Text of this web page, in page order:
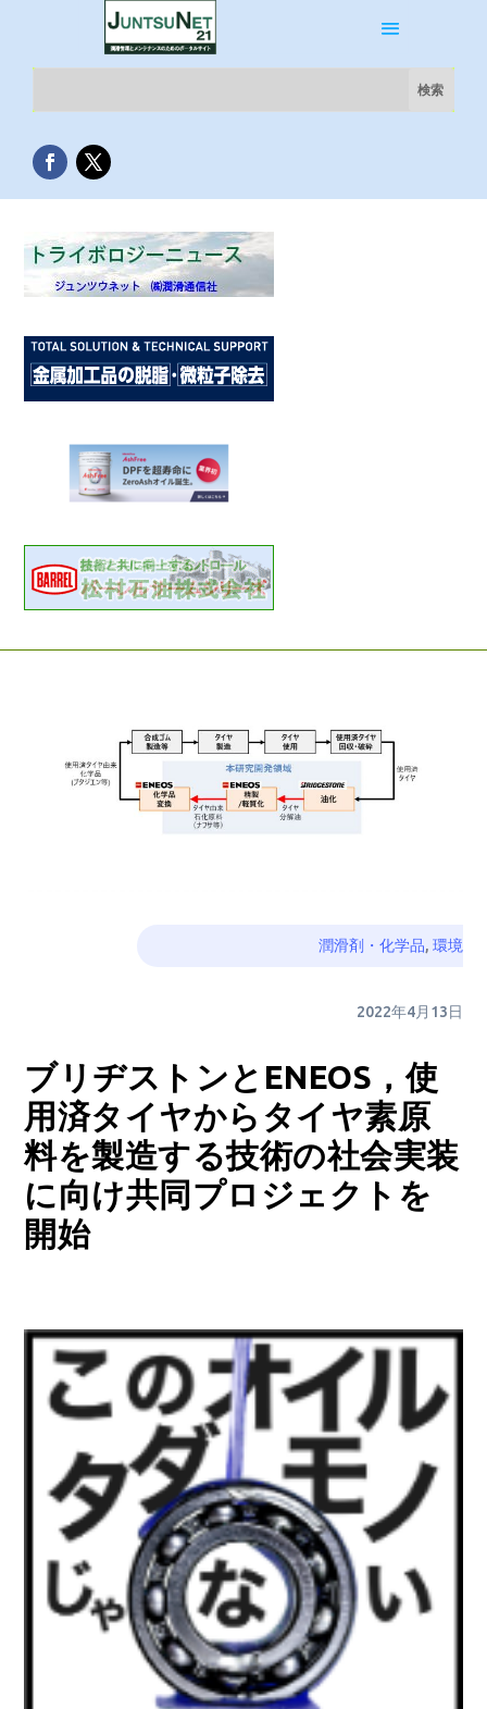
潤滑剤・化学品, 環境
2022年4月13日
ブリヂストンとENEOS，使
用済タイヤからタイヤ素原
料を製造する技術の社会実装
に向け共同プロジェクトを
開始